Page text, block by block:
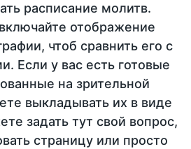
расписание молитв.
отображение
чтоб сравнить его с
Если у вас есть готовые
на зрительной
выкладывать их в виде
задать тут свой вопрос,
страницу или просто